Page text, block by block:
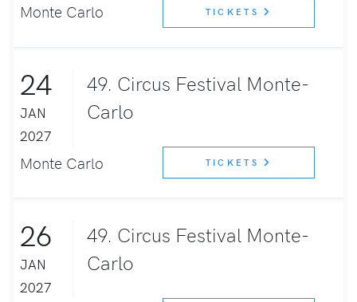
Monte Carlo TICKETS
24
JAN
2027
49. Circus Festival Monte-
Carlo
Monte Carlo TICKETS
26
JAN
2027
49. Circus Festival Monte-
Carlo